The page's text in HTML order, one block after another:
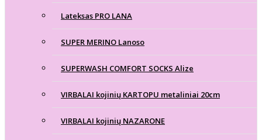
Lateksas PRO LANA
SUPER MERINO Lanoso
SUPERWASH COMFORT SOCKS Alize
VIRBALAI kojinių KARTOPU metaliniai 20cm
VIRBALAI kojinių NAZARONE